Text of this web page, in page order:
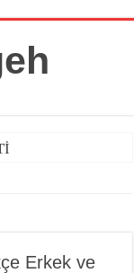
Erkek ve